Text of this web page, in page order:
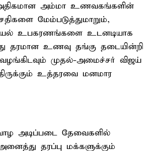
அம்மா உணவகங்களின்
மேம்படுத்துமாறும்,
உபகரணங்களை உடனடியாக
தரமான உணவு தங்கு தடையின்றி
முதல்-அமைச்சர் விஜய்
உத்தரவை மனமார
அடிப்படை தேவைகளில்
தரப்பு மக்களுக்கும்